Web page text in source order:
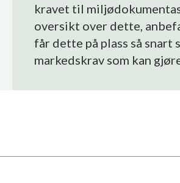
kravet til
oversikt over dette,
får dette på plass så snart
markedskrav som kan